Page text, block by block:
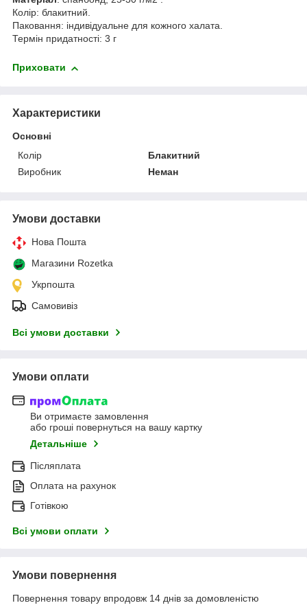
Колір: блакитний.
Паковання: індивідуальне для кожного халата.
Термін придатності: 3 г
Приховати
Характеристики
Основні
Колір
Блакитний
Виробник
Неман
Умови доставки
Нова Пошта
Магазини Rozetka
Укрпошта
Самовивіз
Всі умови доставки
Умови оплати
Ви отримаєте замовлення
або гроші повернуться на вашу картку
Детальніше
Післяплата
Оплата на рахунок
Готівкою
Всі умови оплати
Умови повернення
Повернення товару впродовж 14 днів за домовленістю